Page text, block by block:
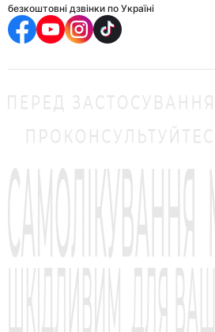
безкоштовні дзвінки по Україні